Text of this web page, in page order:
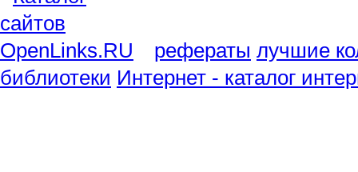
рефераты лучшие
библиотеки Интернет - каталог